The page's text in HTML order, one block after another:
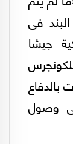
فى
جيشا
بالدفاع
وصول